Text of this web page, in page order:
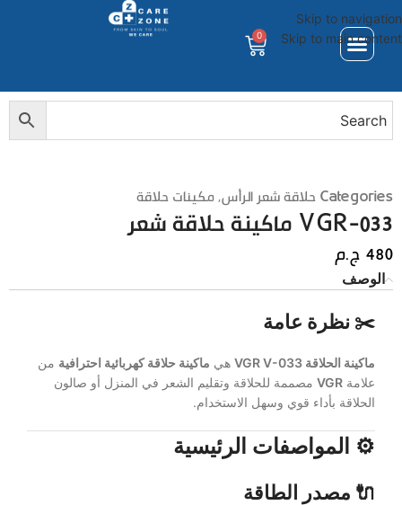
Skip to navigation
Skip to main content
0
Categoriesحلاقة شعر الرأس,مكينات حلاقة
VGR-033 ماكينة حلاقة شعر
480ج.م
الوصف
✂️ نظرة عامة
ماكينة الحلاقة VGR V-033 هي ماكينة حلاقة كهربائية احترافية من
علامة VGR مصممة للحلاقة وتقليم الشعر في المنزل أو صالون
الحلاقة بأداء قوي وسهل الاستخدام.
⚙️ المواصفات الرئيسية
🔌 مصدر الطاقة